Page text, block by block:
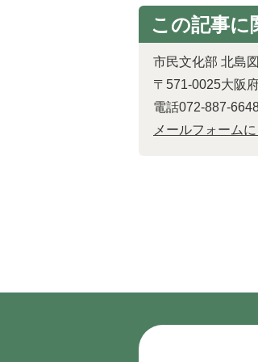
この記事に
市民文化部 北島
〒571-0025大阪
電話072-887-
メールフォーム